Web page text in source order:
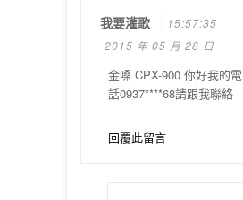
我要灌歌
15:57:35
2015 年 05 月 28 日
金嗓 CPX-900 你好我的電
話0937****68請跟我聯絡
回覆此留言